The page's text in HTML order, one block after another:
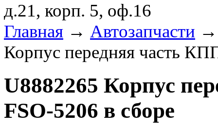
д.21, корп. 5, оф.16
Главная → Автозапчасти
Корпус передняя часть
U8882265 Корпус
FSO-5206 в сборе